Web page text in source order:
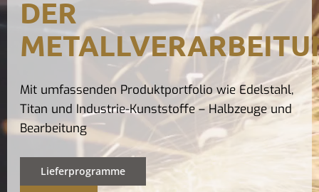
DER
Mit umfassenden Produktportfolio wie Edelstahl,
Titan und Industrie-Kunststoffe – Halbzeuge und
Bearbeitung
Lieferprogramme